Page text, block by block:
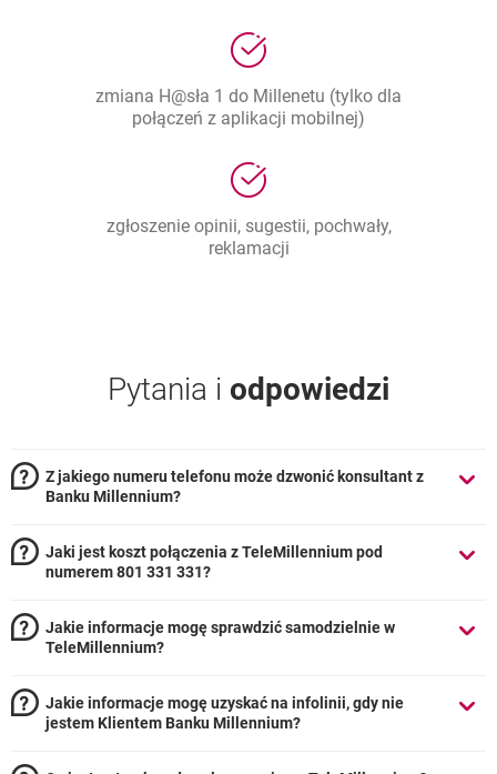
zmiana H@sła 1 do Millenetu (tylko dla
połączeń z aplikacji mobilnej)
zgłoszenie opinii, sugestii, pochwały,
reklamacji
Pytania i odpowiedzi
Z jakiego numeru telefonu może dzwonić konsultant z
Banku Millennium?
Jaki jest koszt połączenia z TeleMillennium pod
numerem 801 331 331?
Jakie informacje mogę sprawdzić samodzielnie w
TeleMillennium?
Jakie informacje mogę uzyskać na infolinii, gdy nie
jestem Klientem Banku Millennium?